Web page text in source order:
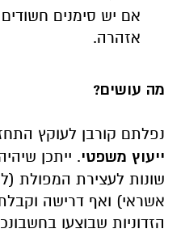
אם יש סימנים
אזהרה.
מה עושים?
נפלתם קורבן לעוקץ
ייעוץ משפטי. ייתכן
שונות לעצירת המפולת
אשראי) ואף דרישה
הזדוניות שבוצעו